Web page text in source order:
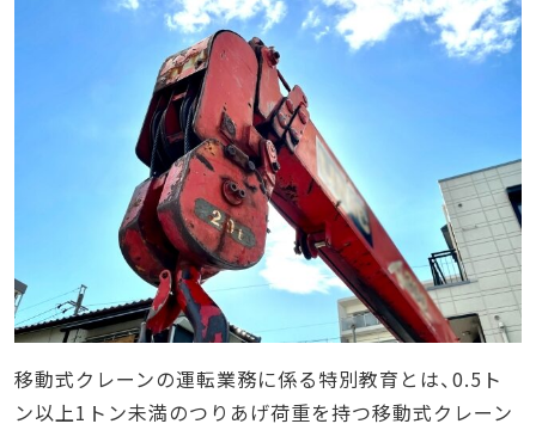
顔認証ができる
質問に答えてもらえる
教材が早めに届く
まとめ
移動式クレーンの運転業務に係る特別教育とは、0.5ト
ン以上1トン未満のつりあげ荷重を持つ移動式クレーン